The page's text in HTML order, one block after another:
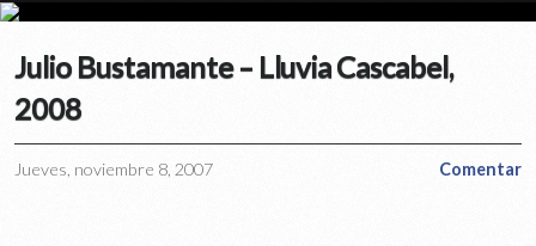
Julio Bustamante – Lluvia Cascabel,
2008
Jueves, noviembre 8, 2007 Comentar